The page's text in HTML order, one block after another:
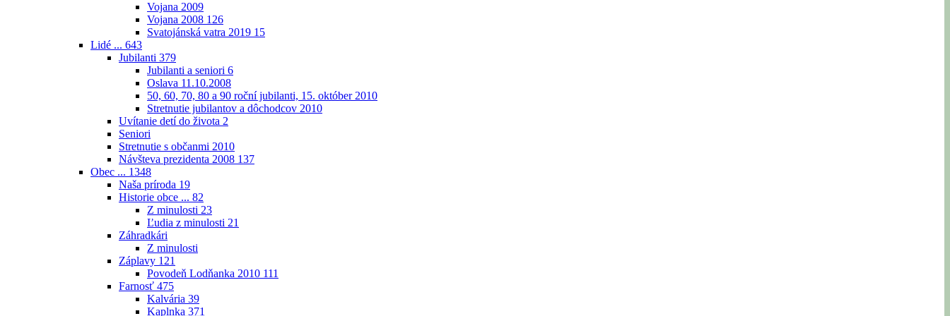
Vojana 2009
Vojana 2008 126
Svatojánská vatra 2019 15
Lidé ... 643
Jubilanti 379
Jubilanti a seniori 6
Oslava 11.10.2008
50, 60, 70, 80 a 90 roční jubilanti, 15. október 2010
Stretnutie jubilantov a dôchodcov 2010
Uvítanie detí do života 2
Seniori
Stretnutie s občanmi 2010
Návšteva prezidenta 2008 137
Obec ... 1348
Naša príroda 19
Historie obce ... 82
Z minulosti 23
Ľudia z minulosti 21
Záhradkári
Z minulosti
Záplavy 121
Povodeň Lodňanka 2010 111
Farnosť 475
Kalvária 39
Kaplnka 371